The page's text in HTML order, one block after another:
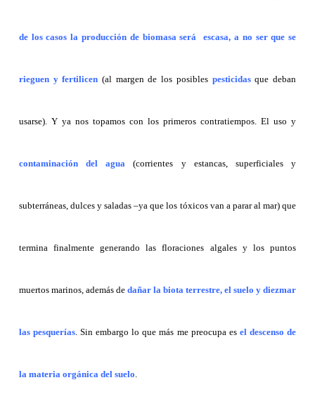
de los casos la producción de biomasa será escasa, a no ser que se
rieguen y fertilicen (al margen de los posibles pesticidasque deban
usarse). Y ya nos topamos con los primeros contratiempos. El uso y
contaminación del agua (corrientes y estancas, superficiales y
subterráneas, dulces y saladas –ya que los tóxicos van a parar al mar) que
termina finalmente generando las floraciones algales y los puntos
muertos marinos, además dedañar la biota terrestre, el suelo y diezmar
las pesquerías. Sin embargo lo que más me preocupa es el descenso de
la materia orgánica del suelo.